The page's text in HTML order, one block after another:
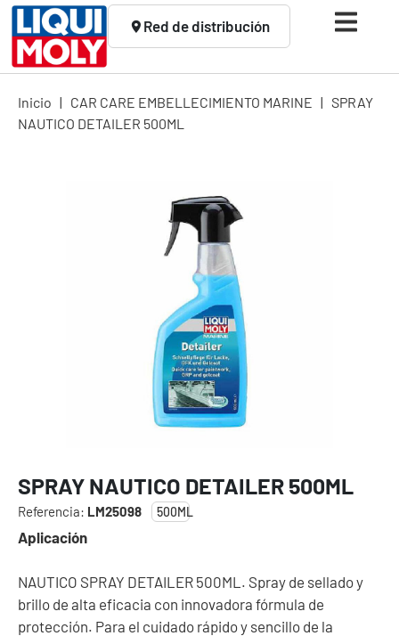
Red de distribución
Inicio | CAR CARE EMBELLECIMIENTO MARINE | SPRAY
NAUTICO DETAILER 500ML
SPRAY NAUTICO DETAILER 500ML
Referencia: LM25098 500ML
Aplicación
NAUTICO SPRAY DETAILER 500ML. Spray de sellado y
brillo de alta eficacia con innovadora fórmula de
protección. Para el cuidado rápido y sencillo de la